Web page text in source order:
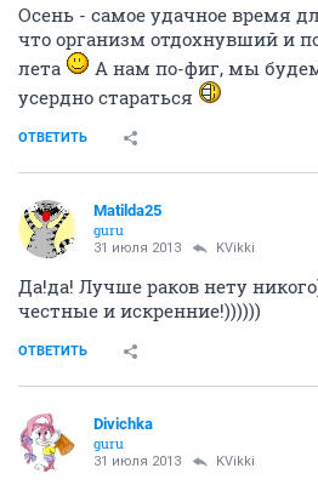
Осень - самое удачное время
что организм отдохнувший и
лета
А нам по-фиг, мы
усердно стараться
ОТВЕТИТЬ
Matilda25
guru
31 июля 2013 KVikki
Да!да! Лучше раков нету
честные и искренние!))))))
ОТВЕТИТЬ
Divichka
guru
31 июля 2013 KVikki